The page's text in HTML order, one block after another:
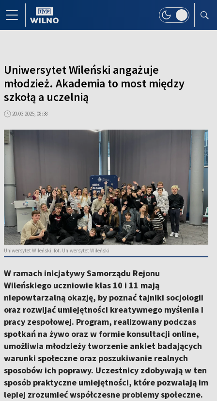
Uniwersytet Wileński angażuje
młodzież. Akademia to most między
szkołą a uczelnią
20.03.2025, 08:38
Uniwersytet Wileński, fot. Uniwersytet Wileński
W ramach inicjatywy Samorządu Rejonu
Wileńskiego uczniowie klas 10 i 11 mają
niepowtarzalną okazję, by poznać tajniki socjologii
oraz rozwijać umiejętności kreatywnego myślenia i
pracy zespołowej. Program, realizowany podczas
spotkań na żywo oraz w formie konsultacji online,
umożliwia młodzieży tworzenie ankiet badających
warunki społeczne oraz poszukiwanie realnych
sposobów ich poprawy. Uczestnicy zdobywają w ten
sposób praktyczne umiejętności, które pozwalają im
lepiej zrozumieć współczesne problemy społeczne.